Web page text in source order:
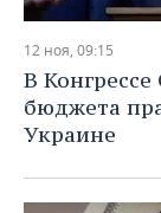
12 ноя, 09:15
В
бюджета
Украине